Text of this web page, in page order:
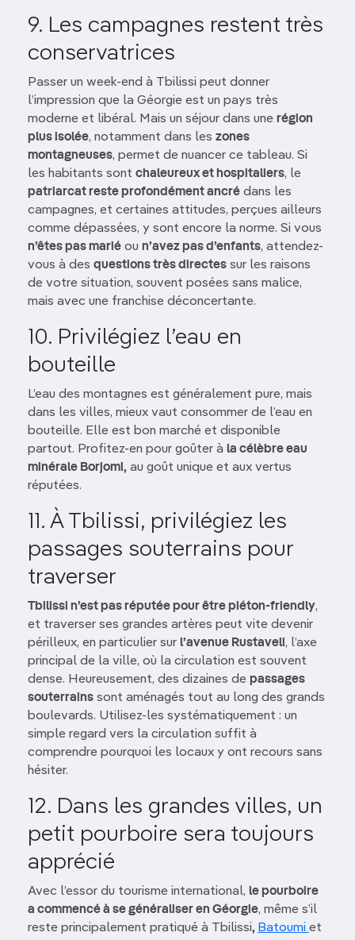
9. Les campagnes restent très
conservatrices
Passer un week-end à Tbilissi peut donner
l’impression que la Géorgie est un pays très
moderne et libéral. Mais un séjour dans une région
plus isolée, notamment dans les zones
montagneuses, permet de nuancer ce tableau. Si
les habitants sont chaleureux et hospitaliers, le
patriarcat reste profondément ancré dans les
campagnes, et certaines attitudes, perçues ailleurs
comme dépassées, y sont encore la norme. Si vous
n’êtes pas marié ou n’avez pas d’enfants, attendez-
vous à des questions très directes sur les raisons
de votre situation, souvent posées sans malice,
mais avec une franchise déconcertante.
10. Privilégiez l’eau en
bouteille
L’eau des montagnes est généralement pure, mais
dans les villes, mieux vaut consommer de l’eau en
bouteille. Elle est bon marché et disponible
partout. Profitez-en pour goûter à la célèbre eau
minérale Borjomi, au goût unique et aux vertus
réputées.
11. À Tbilissi, privilégiez les
passages souterrains pour
traverser
Tbilissi n’est pas réputée pour être piéton-friendly,
et traverser ses grandes artères peut vite devenir
périlleux, en particulier sur l’avenue Rustaveli, l’axe
principal de la ville, où la circulation est souvent
dense. Heureusement, des dizaines de passages
souterrains sont aménagés tout au long des grands
boulevards. Utilisez-les systématiquement : un
simple regard vers la circulation suffit à
comprendre pourquoi les locaux y ont recours sans
hésiter.
12. Dans les grandes villes, un
petit pourboire sera toujours
apprécié
Avec l’essor du tourisme international, le pourboire
a commencé à se généraliser en Géorgie, même s’il
reste principalement pratiqué à Tbilissi, Batoumi et